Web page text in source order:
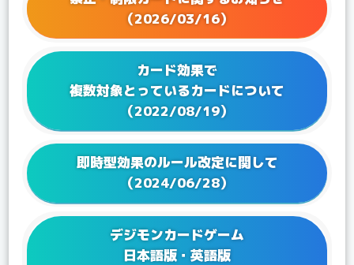
Q&Aを更新！
2023/11/17 Q&Aを更新！
2023/09/28 Q&Aを更新！
Q&Aを更新！
2023/07/28 Q&Aを更新！
Q&Aを更新！
2023/04/21
2023/02/17
Q&A ブースターパック VSロイヤルナイツ【BT-13】
を更新！
Q&Aを更新！
（2026/03/16）
カード効果で
複数対象とっているカードについて
（2022/08/19）
即時型効果のルール改定に関して
（2024/06/28）
デジモンカードゲーム
日本語版・英語版